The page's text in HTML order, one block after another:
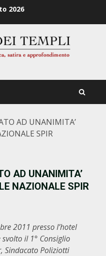
2026
AD UNANIMITA’
SPIR
AD UNANIMITA’
NAZIONALE SPIR
2011 presso l’hotel
svolto il 1° Consiglio
Sindacato Poliziotti